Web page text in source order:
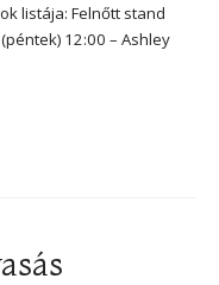
listája: Felnőtt stand
12:00 – Ashley